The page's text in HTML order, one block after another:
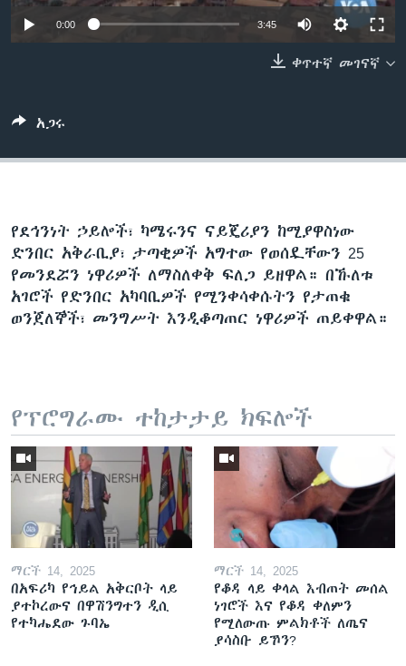
0:00 3:45
ቀጥተኛ መገናኛ
አጋሩ
የደኅንነት ኃይሎች፣ ካሜሩንና ናይጄሪያን ከሚያዋስነው
ድንበር አቅራቢያ፣ ታጣቂዎች አግተው የወሰዷቸውን 25
የመንደሯን ነዋሪዎች ለማስለቀቅ ፍለጋ ይዘዋል። በኹለቱ
አገሮች የድንበር አካባቢዎች የሚንቀሳቀሱትን የታጠቁ
ወንጀለኞች፣ መንግሥት እንዲቆጣጠር ነዋሪዎች ጠይቀዋል።
የፕሮግራሙ ተከታታይ ክፍሎች
ማርች 14, 2025
በአፍሪካ የኅይል አቅርቦት ላይ
ያተኮረውና በዋሽንግተን ዲሲ
የተካሔደው ጉባኤ
ማርች 14, 2025
የቆዳ ላይ ቀላል እብጠት መሰል
ነገሮች እና የቆዳ ቀለምን
የሚለውጡ ምልክቶች ለጤና
ያሳስቡ ይኾን?